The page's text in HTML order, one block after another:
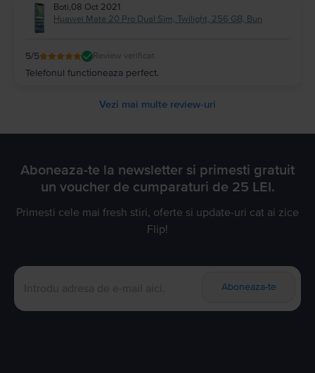
Boti,08 Oct 2021
Huawei Mate 20 Pro Dual Sim, Twilight, 256 GB, Bun
5/5 Review verificat
Telefonul functioneaza perfect.
Vezi mai multe review-uri
Aboneaza-te la newsletter si primesti gratuit
un voucher de cumparaturi de 25 LEI.
Primesti cele mai fresh stiri, oferte si update-uri cat ai zice
Flip!
Aboneaza-te